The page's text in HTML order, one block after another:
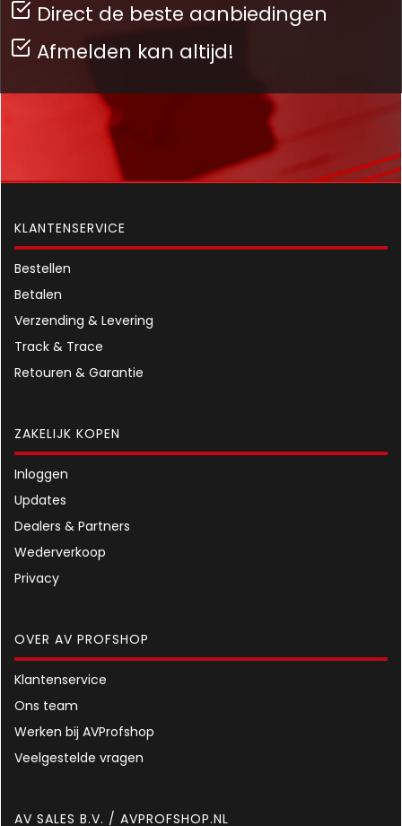
Direct de beste aanbiedingen
Afmelden kan altijd!
KLANTENSERVICE
Bestellen
Betalen
Verzending & Levering
Track & Trace
Retouren & Garantie
ZAKELIJK KOPEN
Inloggen
Updates
Dealers & Partners
Wederverkoop
Privacy
OVER AV PROFSHOP
Klantenservice
Ons team
Werken bij AVProfshop
Veelgestelde vragen
AV SALES B.V. / AVPROFSHOP.NL